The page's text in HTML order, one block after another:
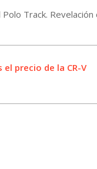
Track. Revelación
precio de la CR-V